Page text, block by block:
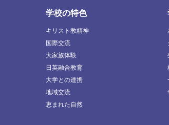
学校の特色
キリスト教精神
国際交流
大家族体験
日英融合教育
大学との連携
地域交流
恵まれた自然